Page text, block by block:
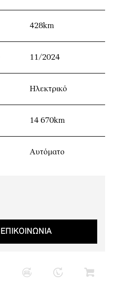
428km
11/2024
Ηλεκτρικό
14 670km
Αυτόματο